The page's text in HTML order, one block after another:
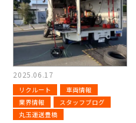
2025.06.17
リクルート
車両情報
業界情報
スタッフブログ
丸玉運送豊橋